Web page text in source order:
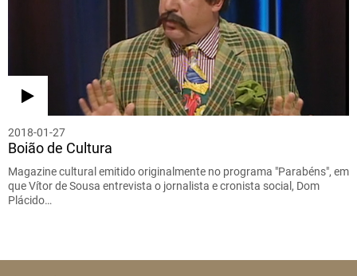
2018-01-27
Boião de Cultura
Magazine cultural emitido originalmente no programa "Parabéns", em
que Vítor de Sousa entrevista o jornalista e cronista social, Dom
Plácido…